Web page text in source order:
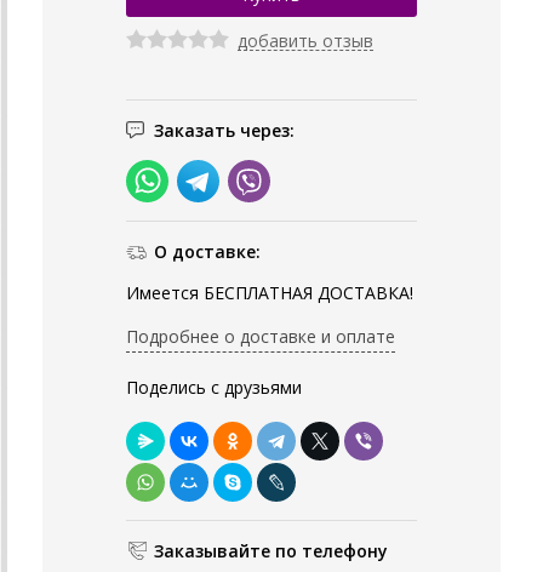
добавить отзыв
Заказать через:
О доставке:
Имеется БЕСПЛАТНАЯ ДОСТАВКА!
Подробнее о доставке и оплате
Поделись с друзьями
Заказывайте по телефону